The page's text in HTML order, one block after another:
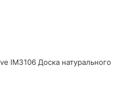
IM3106 Доска натурального